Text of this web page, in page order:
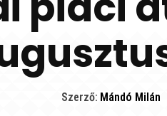
Szerző: Mándó Milán